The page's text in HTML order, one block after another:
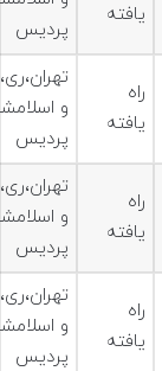
یافته
پردیس
راه
یافته
و
پردیس
راه
یافته
و
پردیس
راه
یافته
و
پردیس